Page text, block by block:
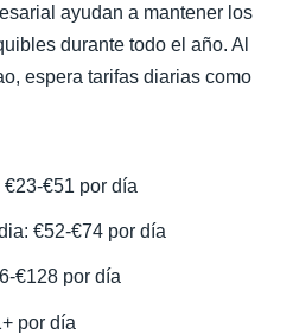
ayudan a mantener los
durante todo el año. Al
espera tarifas diarias como
€51 por día
€52-€74 por día
€128 por día
por día